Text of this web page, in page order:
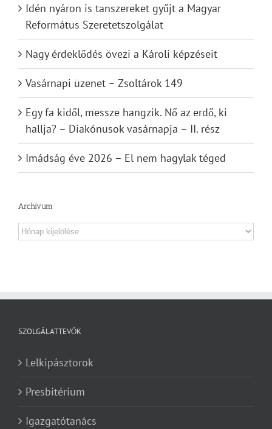
Idén nyáron is tanszereket gyűjt a Magyar
Református Szeretetszolgálat
Nagy érdeklődés övezi a Károli képzéseit
Vasárnapi üzenet – Zsoltárok 149
Egy fa kidől, messze hangzik. Nő az erdő, ki
hallja? – Diakónusok vasárnapja – II. rész
Imádság éve 2026 – El nem hagylak téged
Archívum
Archívum
SZOLGÁLATTEVŐK
Lelkipásztorok
Presbitérium
Igazgatótanács